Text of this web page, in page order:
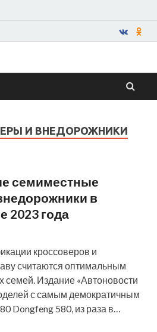
—
И ВНЕДОРОЖНИКИ
семиместные
в
2023 года
кроссоверов и
считаются оптимальным
Издание «Автоновости
с самым демократичным
Dongfeng 580, из раза в…